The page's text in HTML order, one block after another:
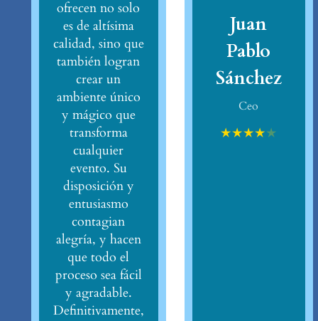
ofrecen no solo
es de altísima
calidad, sino que
también logran
crear un
ambiente único
y mágico que
transforma
cualquier
evento. Su
disposición y
entusiasmo
contagian
alegría, y hacen
que todo el
proceso sea fácil
y agradable.
Definitivamente,
Juan
Pablo
Sánchez
Ceo
★★★★★